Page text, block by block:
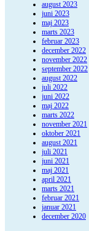
august 2023
juni 2023
maj 2023
marts 2023
februar 2023
december 2022
november 2022
september 2022
august 2022
juli 2022
juni 2022
maj 2022
marts 2022
november 2021
oktober 2021
august 2021
juli 2021
juni 2021
maj 2021
april 2021
marts 2021
februar 2021
januar 2021
december 2020